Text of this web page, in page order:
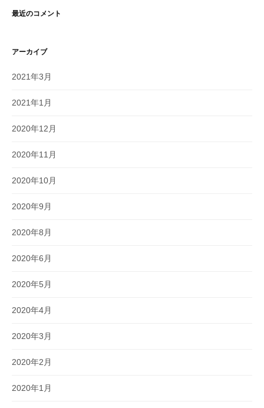
最近のコメント
アーカイブ
2021年3月
2021年1月
2020年12月
2020年11月
2020年10月
2020年9月
2020年8月
2020年6月
2020年5月
2020年4月
2020年3月
2020年2月
2020年1月